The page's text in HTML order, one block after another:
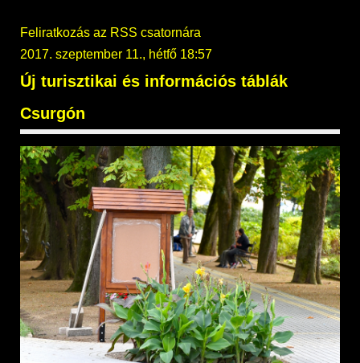
Feliratkozás az RSS csatornára
2017. szeptember 11., hétfő 18:57
Új turisztikai és információs táblák
Csurgón